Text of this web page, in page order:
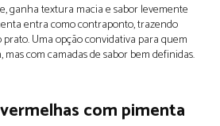
ganha textura macia e sabor levemente
entra como contraponto, trazendo
Uma opção convidativa para quem
com camadas de sabor bem definidas.
com pimenta